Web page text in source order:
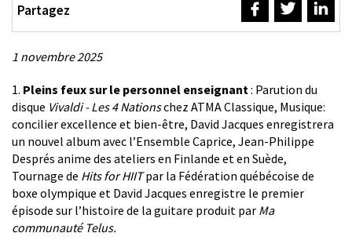
Partagez
1 novembre 2025
Description
1. Pleins feux sur le personnel enseignant : Parution du
disque Vivaldi - Les 4 Nationschez ATMA Classique, Musique:
concilier excellence et bien-être, David Jacques enregistrera
un nouvel album avec l’Ensemble Caprice, Jean-Philippe
Després anime des ateliers en Finlande et en Suède,
Tournage de Hits for HIITpar la Fédération québécoise de
boxe olympique et David Jacques enregistre le premier
épisode sur l’histoire de la guitare produit par Ma
communauté Telus.